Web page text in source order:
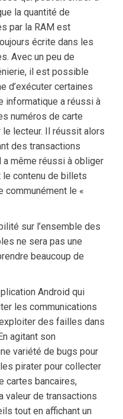
la quantité de
par la RAM est
écrite dans les
Avec un peu de
il est possible
d’exécuter certaines
informatique a réussi à
numéros de carte
lecteur. Il réussit alors
des transactions
même réussi à obliger
contenu de billets
communément le «
sur l’ensemble des
ne sera pas une
beaucoup de
Android qui
les communications
des failles dans
agitant son
variété de bugs pour
pirater pour collecter
cartes bancaires,
valeur de transactions
tout en affichant un